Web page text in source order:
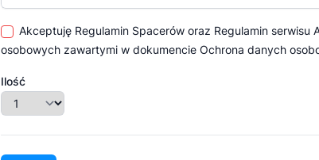
Akceptuję Regulamin Spacerów oraz Regulamin serwisu
osobowych zawartymi w dokumencie Ochrona danych
Ilość